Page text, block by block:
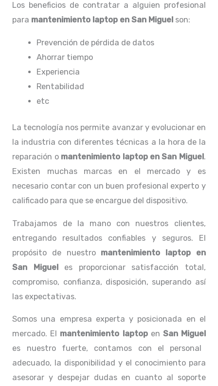
Los beneficios de contratar a alguien profesional
para mantenimiento laptop en San Miguel son:
Prevención de pérdida de datos
Ahorrar tiempo
Experiencia
Rentabilidad
etc
La tecnología nos permite avanzar y evolucionar en
la industria con diferentes técnicas a la hora de la
reparación o mantenimiento laptop en San Miguel .
Existen muchas marcas en el mercado y es
necesario contar con un buen profesional experto y
calificado para que se encargue del dispositivo.
Trabajamos de la mano con nuestros clientes,
entregando resultados confiables y seguros. El
propósito de nuestro mantenimiento laptop en
San Migueles proporcionar satisfacción total,
compromiso, confianza, disposición, superando así
las expectativas.
Somos una empresa experta y posicionada en el
mercado. El mantenimiento laptop en San Miguel
es nuestro fuerte, contamos con el personal
adecuado, la disponibilidad y el conocimiento para
asesorar y despejar dudas en cuanto al soporte